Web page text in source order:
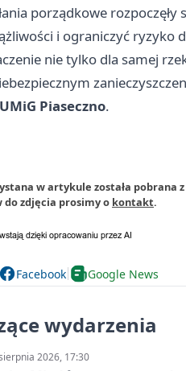
porządkowe
i ograniczyć ryzyko
nie tylko dla samej
UMiG Piaseczno.
w artykule została pobrana
do zdjęcia prosimy o kontakt.
Facebook Google News
wydarzenia
2026, 17:30